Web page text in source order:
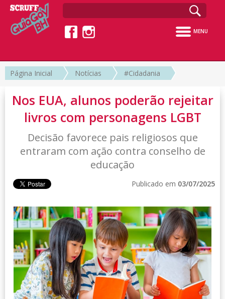
MENU
Página Inicial Notícias #Cidadania
Nos EUA, alunos poderão rejeitar
livros com personagens LGBT
Decisão favorece pais religiosos que
entraram com ação contra conselho de
educação
Publicado em 03/07/2025